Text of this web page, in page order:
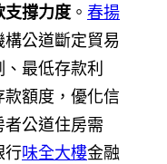
支撐力度。 春揚
公道斷定貿易
最低存款利
額度，優化信
公道住房需
行味全大樓金融